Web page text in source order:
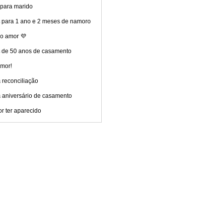
marido
para 1 ano e 2 meses de namoro
amor 💜
de 50 anos de casamento
reconciliação
aniversário de casamento
ter aparecido